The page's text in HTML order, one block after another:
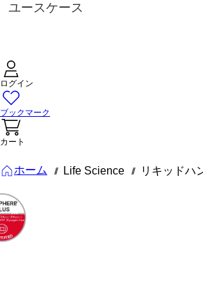
ユースケース
ログイン
ブックマーク
カート
ホーム /// Life Science /// リキッドハ